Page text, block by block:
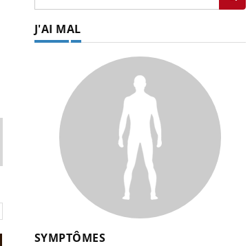
J'AI MAL
SYMPTÔMES